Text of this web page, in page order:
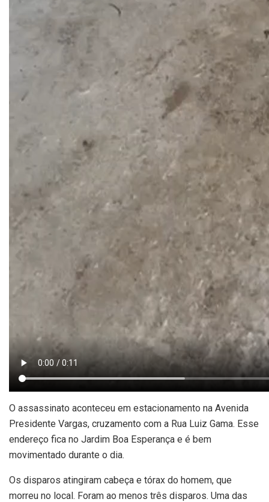
O assassinato aconteceu em estacionamento na Avenida
Presidente Vargas, cruzamento com a Rua Luiz Gama. Esse
endereço fica no Jardim Boa Esperança e é bem
movimentado durante o dia.
Os disparos atingiram cabeça e tórax do homem, que
morreu no local. Foram ao menos três disparos. Uma das